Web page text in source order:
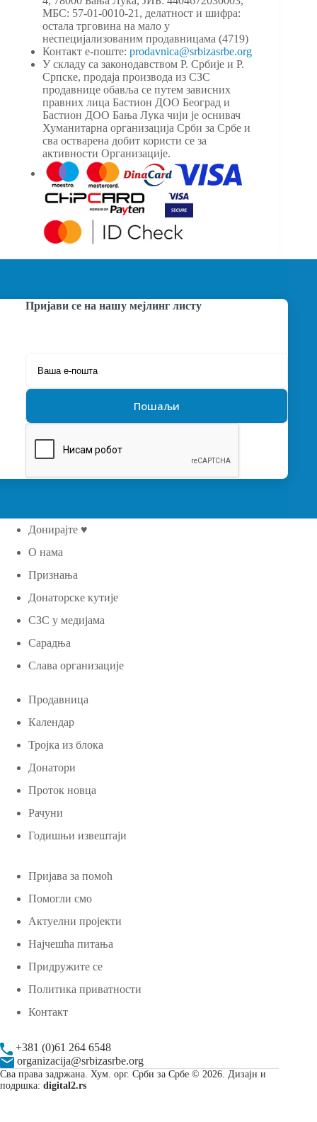
МБС: 57-01-0010-21, делатност и шифра:
остала трговина на мало у
неспецијализованим продавницама (4719)
Контакт е-поште: prodavnica@srbizasrbe.org
У складу са законодавством Р. Србије и Р.
Српске, продаја производа из СЗС
продавнице обавља се путем зависних
правних лица Бастион ДОО Београд и
Бастион ДОО Бања Лука чији је оснивач
Хуманитарна организација Срби за Србе и
сва остварена добит користи се за
активности Организације.
Пријави се на нашу мејлинг листу
Донирајте ♥
О нама
Признања
Донаторске кутије
СЗС у медијама
Сарадња
Слава организације
Продавница
Календар
Тројка из блока
Донатори
Проток новца
Рачуни
Годишњи извештаји
Пријава за помоћ
Помогли смо
Актуелни пројекти
Најчешћа питања
Придружите се
Политика приватности
Контакт
+381 (0)61 264 6548
organizacija@srbizasrbe.org
Сва права задржана. Хум. орг. Срби за Србе © 2026. Дизајн и
подршка: digital2.rs